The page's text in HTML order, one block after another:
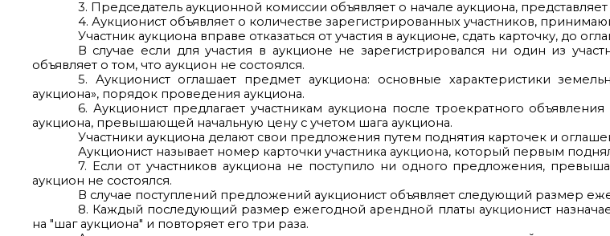
3. Председатель аукционной комиссии объявляет о начале аукциона,
4. Аукционист объявляет о количестве зарегистрированных участников,
Участник аукциона вправе отказаться от участия в аукционе, сдать карточку, до
В случае если для участия в аукционе не зарегистрировался ни один из
объявляет о том, что аукцион не состоялся.
5. Аукционист оглашает предмет аукциона: основные характеристики
аукциона», порядок проведения аукциона.
6. Аукционист предлагает участникам аукциона после троекратного
аукциона, превышающей начальную цену с учетом шага аукциона.
Участники аукциона делают свои предложения путем поднятия карточек и
Аукционист называет номер карточки участника аукциона, который первым
7. Если от участников аукциона не поступило ни одного предложения,
аукцион не состоялся.
В случае поступлений предложений аукционист объявляет следующий размер
8. Каждый последующий размер ежегодной арендной платы аукционист
на "шаг аукциона" и повторяет его три раза.